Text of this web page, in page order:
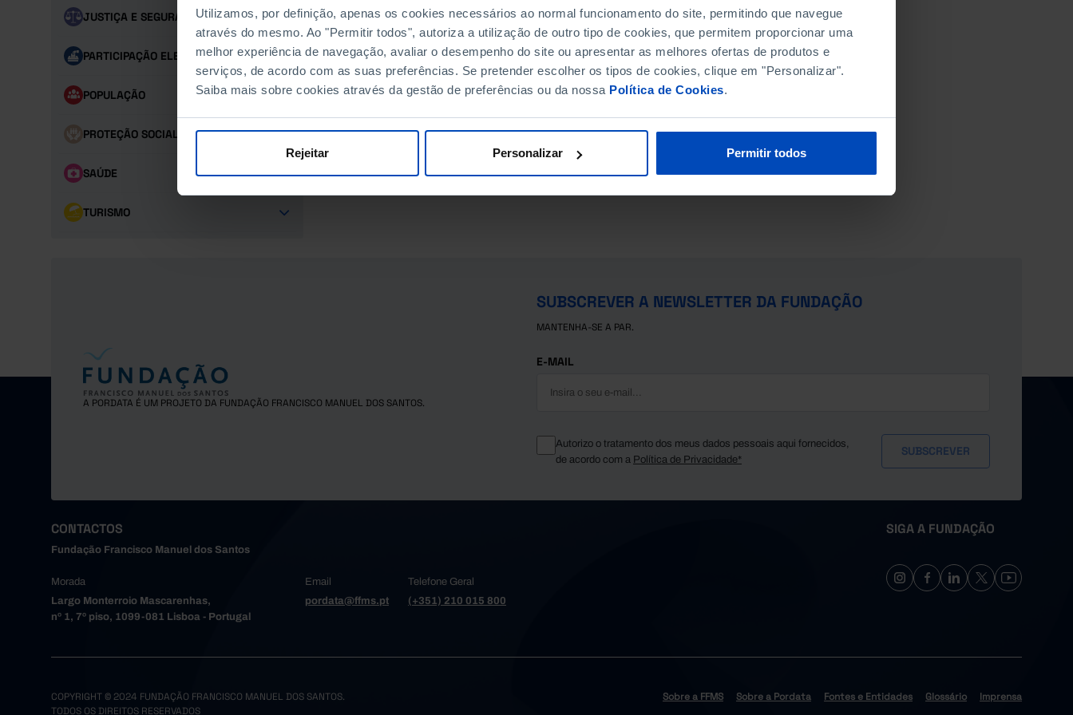
Utilizamos, por definição, apenas os cookies necessários ao normal funcionamento do site, permitindo que navegue
através do mesmo. Ao "Permitir todos", autoriza a utilização de outro tipo de cookies, que permitem proporcionar uma
melhor experiência de navegação, avaliar o desempenho do site ou apresentar as melhores ofertas de produtos e
serviços, de acordo com as suas preferências. Se pretender escolher os tipos de cookies, clique em "Personalizar".
Saiba mais sobre cookies através da gestão de preferências ou da nossa Política de Cookies.
Rejeitar Personalizar Permitir todos
JUSTIÇA E SEGURANÇA
PARTICIPAÇÃO ELEITORAL
POPULAÇÃO
PROTEÇÃO SOCIAL
SAÚDE
TURISMO
A PORDATA É UM PROJETO DA FUNDAÇÃO FRANCISCO MANUEL DOS SANTOS.
SUBSCREVER A NEWSLETTER DA FUNDAÇÃO
MANTENHA-SE A PAR.
E-MAIL
Autorizo o tratamento dos meus dados pessoais aqui fornecidos,
de acordo com a Política de Privacidade*
CONTACTOS
Fundação Francisco Manuel dos Santos
Morada
Largo Monterroio Mascarenhas,
nº 1, 7º piso, 1099-081 Lisboa - Portugal
Email
pordata@ffms.pt
Telefone Geral
(+351) 210 015 800
SIGA A FUNDAÇÃO
COPYRIGHT © 2024 FUNDAÇÃO FRANCISCO MANUEL DOS SANTOS.
TODOS OS DIREITOS RESERVADOS
Sobre a FFMS Sobre a Pordata Fontes e Entidades Glossário Imprensa